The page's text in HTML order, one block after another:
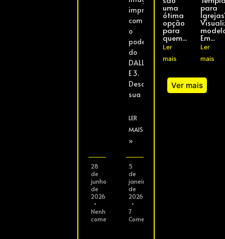
28
de
junho
de
2026
Nenhum
comentário
impressionantes
com
o
poder
do
DALL-
E 3.
Descreva
sua
LER
MAIS
»
5
de
janeiro
de
2026
7
Comentários
uma
ótima
opção
para
quem...
Ler
mais
para
Em...
Ler
mais
Ver mais